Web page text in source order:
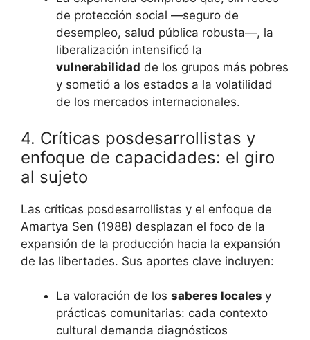
de protección social —seguro de
desempleo, salud pública robusta—, la
liberalización intensificó la
vulnerabilidad de los grupos más pobres
y sometió a los estados a la volatilidad
de los mercados internacionales.
4. Críticas posdesarrollistas y
enfoque de capacidades: el giro
al sujeto
Las críticas posdesarrollistas y el enfoque de
Amartya Sen (1988) desplazan el foco de la
expansión de la producción hacia la expansión
de las libertades. Sus aportes clave incluyen:
La valoración de los saberes locales y
prácticas comunitarias: cada contexto
cultural demanda diagnósticos